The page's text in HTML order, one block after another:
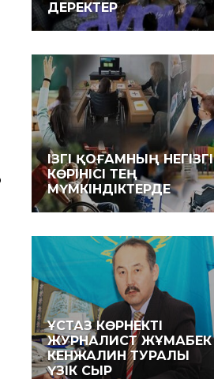
ДЕРЕКТЕР
ІЗГІ ҚОҒАМНЫҢ НЕГІЗГІ
КӨРІНІСІ ТЕҢ
МҮМКІНДІКТЕРДЕ
ҰСТАЗ КӨРНЕКТІ
ЖУРНАЛИСТ ЖҰМАБЕК
КЕНЖАЛИН ТУРАЛЫ
ҮЗІК СЫР